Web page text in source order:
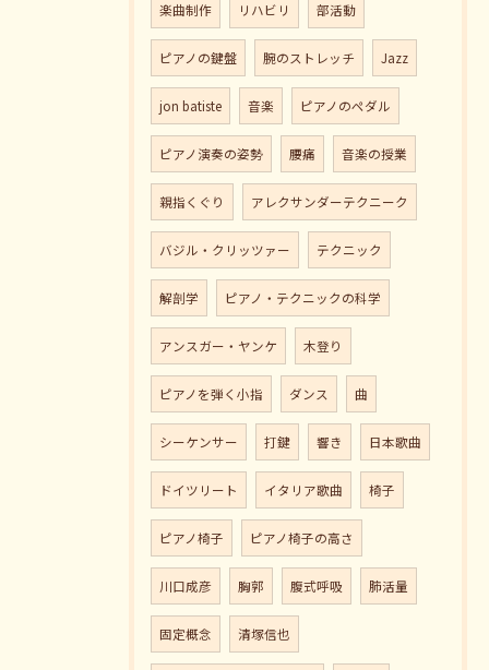
楽曲制作 リハビリ 部活動
ピアノの鍵盤 腕のストレッチ Jazz
jon batiste 音楽 ピアノのペダル
ピアノ演奏の姿勢 腰痛 音楽の授業
親指くぐり アレクサンダーテクニーク
バジル・クリッツァー テクニック
解剖学 ピアノ・テクニックの科学
アンスガー・ヤンケ 木登り
ピアノを弾く小指 ダンス 曲
シーケンサー 打鍵 響き 日本歌曲
ドイツリート イタリア歌曲 椅子
ピアノ椅子 ピアノ椅子の高さ
川口成彦 胸郭 腹式呼吸 肺活量
固定概念 清塚信也